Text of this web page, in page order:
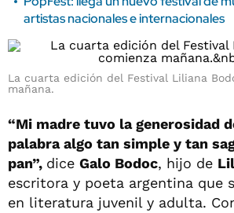
artistas nacionales e internacionales
La cuarta edición del Festival Liliana
mañana.
“Mi madre tuvo la generosidad
palabra algo tan simple y tan
pan”, dice Galo Bodoc, hijo de
escritora y poeta argentina que
en literatura juvenil y adulta.